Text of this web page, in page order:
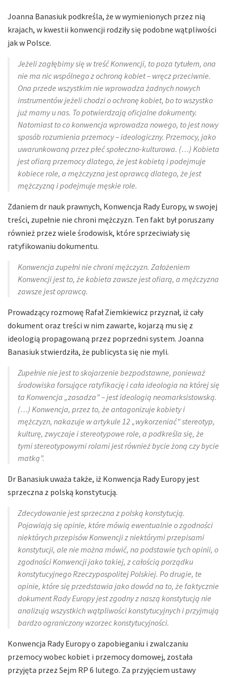
Joanna Banasiuk podkreśla, że w wymienionych przez nią
krajach, w kwestii konwencji rodziły się podobne wątpliwości
jak w Polsce.
Jeżeli zagłębimy się w treść Konwencji, to poza tytułem, ona
nie ma nic wspólnego z ochroną kobiet – wręcz przeciwnie.
Ona przede wszystkim nie wprowadza żadnych nowych
instrumentów jeżeli chodzi o ochronę kobiet, bo to wszystko
już mamy u nas. To potwierdzają oficjalne dokumenty.
Natomiast to co konwencja wprowadza nowego, to jest nowy
sposób rozumienia przemocy – ideologiczny. Przemocy, jako
uwarunkowaną przez płeć społeczno-kulturowa. (…) Kobieta
jest ofiarą przemocy dlatego, że jest kobietą i podejmuje
kobiece role, a mężczyzna jest oprawcą dlatego, że jest
mężczyzną i podejmuje męskie role.
Zdaniem dr nauk prawnych, Konwencja Rady Europy, w swojej
treści, zupełnie nie chroni mężczyzn. Ten fakt był poruszany
również przez wiele środowisk, które sprzeciwiały się
ratyfikowaniu dokumentu.
Konwencja zupełni nie chroni mężczyzn. Założeniem
Konwencji jest to, że kobieta zawsze jest ofiarą, a mężczyzna
zawsze jest oprawcą.
Prowadzący rozmowę Rafał Ziemkiewicz przyznał, iż cały
dokument oraz treści w nim zawarte, kojarzą mu się z
ideologią propagowaną przez poprzedni system. Joanna
Banasiuk stwierdziła, że publicysta się nie myli.
Zupełnie nie jest to skojarzenie bezpodstawne, ponieważ
środowiska forsujące ratyfikację i cała ideologia na której się
ta Konwencja „zasadza” – jest ideologią neomarksistowską.
(…) Konwencja, przez to, że antagonizuje kobiety i
mężczyzn, nakazuje w artykule 12 „wykorzeniać” stereotyp,
kulturę, zwyczaje i stereotypowe role, a podkreśla się, że
tymi stereotypowymi rolami jest również bycie żoną czy bycie
matką”.
Dr Banasiuk uważa także, iż Konwencja Rady Europy jest
sprzeczna z polską konstytucją.
Zdecydowanie jest sprzeczna z polską konstytucją.
Pojawiają się opinie, które mówią ewentualnie o zgodności
niektórych przepisów Konwencji z niektórymi przepisami
konstytucji, ale nie można mówić, na podstawie tych opinii, o
zgodności Konwencji jako takiej, z całością porządku
konstytucyjnego Rzeczypospolitej Polskiej. Po drugie, te
opinie, które się przedstawia jako dowód na to, że faktycznie
dokument Rady Europy jest zgodny z naszą konstytucją nie
analizują wszystkich wątpliwości konstytucyjnych i przyjmują
bardzo ograniczony wzorzec konstytucyjności.
Konwencja Rady Europy o zapobieganiu i zwalczaniu
przemocy wobec kobiet i przemocy domowej, została
przyjęta przez Sejm RP 6 lutego. Za przyjęciem ustawy